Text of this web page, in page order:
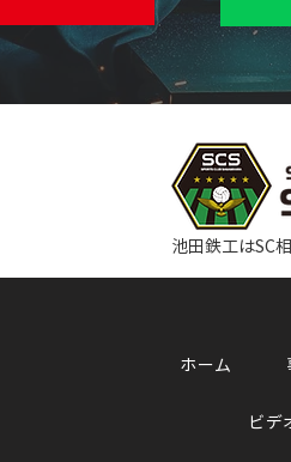
池田鉄工はSC
ホーム
ビデ